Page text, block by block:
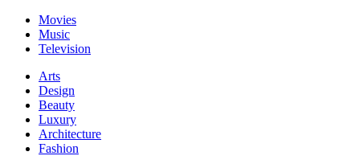
Movies
Music
Television
Arts
Design
Beauty
Luxury
Architecture
Fashion